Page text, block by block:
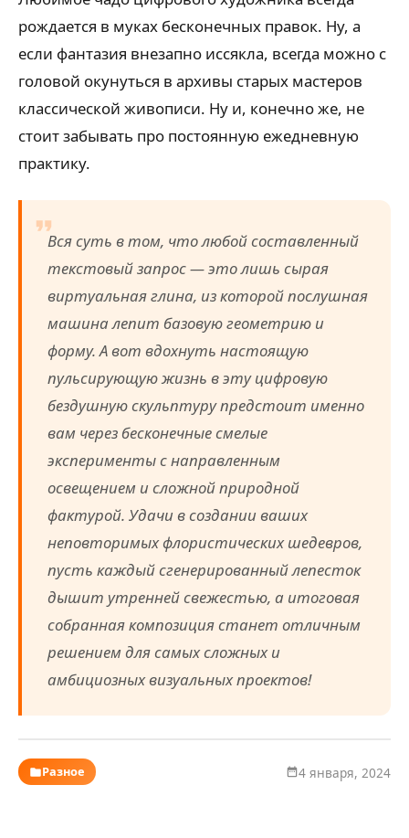
рождается в муках бесконечных правок. Ну, а
если фантазия внезапно иссякла, всегда можно с
головой окунуться в архивы старых мастеров
классической живописи. Ну и, конечно же, не
стоит забывать про постоянную ежедневную
практику.
Вся суть в том, что любой составленный
текстовый запрос — это лишь сырая
виртуальная глина, из которой послушная
машина лепит базовую геометрию и
форму. А вот вдохнуть настоящую
пульсирующую жизнь в эту цифровую
бездушную скульптуру предстоит именно
вам через бесконечные смелые
эксперименты с направленным
освещением и сложной природной
фактурой. Удачи в создании ваших
неповторимых флористических шедевров,
пусть каждый сгенерированный лепесток
дышит утренней свежестью, а итоговая
собранная композиция станет отличным
решением для самых сложных и
амбициозных визуальных проектов!
Разное 4 января, 2024